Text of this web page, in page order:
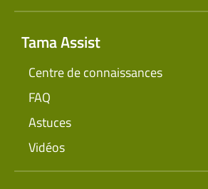
Tama Assist
Centre de connaissances
FAQ
Astuces
Vidéos